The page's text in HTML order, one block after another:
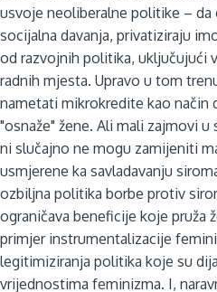
usvoje neoliberalne politike – da
socijalna davanja, privatiziraju
od razvojnih politika, uključujući
radnih mjesta. Upravo u tom
nametati mikrokredite kao način
"osnaže" žene. Ali mali zajmovi
ni slučajno ne mogu zamijeniti
usmjerene ka savladavanju
ozbiljna politika borbe protiv
ograničava beneficije koje pruža
primjer instrumentalizacije
legitimiziranja politika koje su
vrijednostima feminizma. I,